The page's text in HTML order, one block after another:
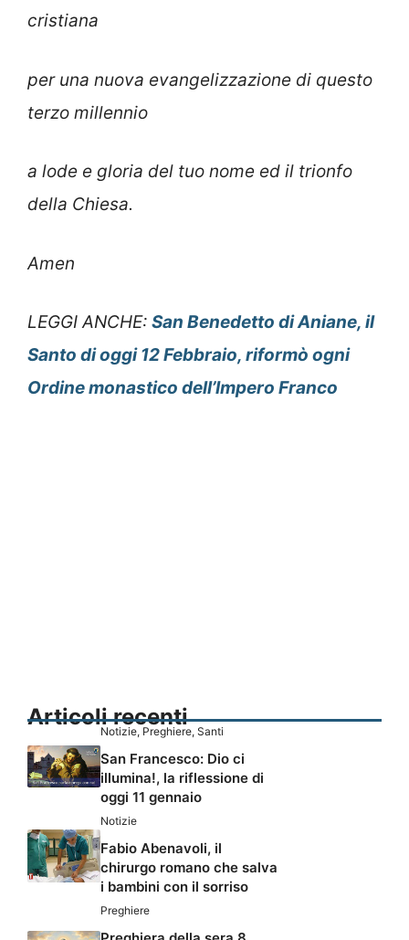
cristiana
per una nuova evangelizzazione di questo
terzo millennio
a lode e gloria del tuo nome ed il trionfo
della Chiesa.
Amen
LEGGI ANCHE: San Benedetto di Aniane, il
Santo di oggi 12 Febbraio, riformò ogni
Ordine monastico dell’Impero Franco
Articoli recenti
Notizie, Preghiere, Santi
San Francesco: Dio ci
illumina!, la riflessione di
oggi 11 gennaio
Notizie
Fabio Abenavoli, il
chirurgo romano che salva
i bambini con il sorriso
Preghiere